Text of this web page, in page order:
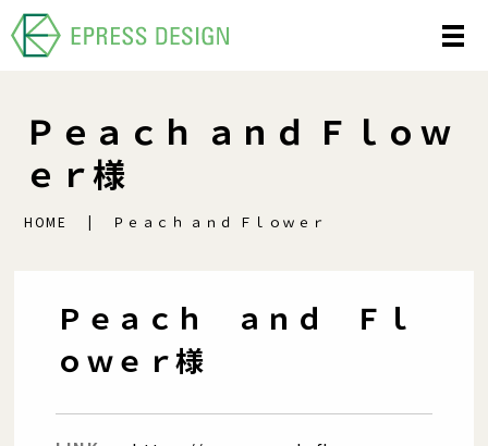
Ｐｅａｃｈ ａｎｄ Ｆｌｏｗ
ｅｒ様
HOME Ｐｅａｃｈ ａｎｄ Ｆｌｏｗｅｒ
Ｐｅａｃｈ ａｎｄ Ｆｌ
ｏｗｅｒ様